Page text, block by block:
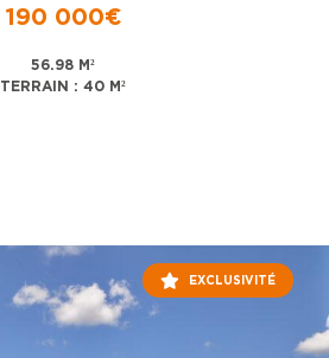
190 000€
56.98 M²
TERRAIN : 40 M²
EXCLUSIVITÉ